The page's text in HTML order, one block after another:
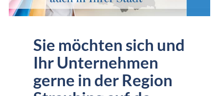
Sie möchten sich und
Ihr Unternehmen
gerne in der Region